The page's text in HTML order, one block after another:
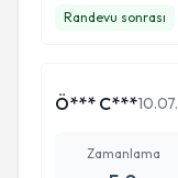
Randevu sonrası
Ö*** C***
Zamanlama